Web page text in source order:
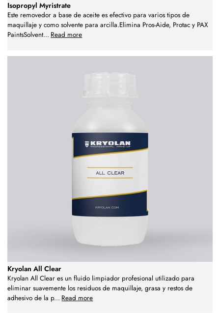
Isopropyl Myristrate
Este removedor a base de aceite es efectivo para varios tipos de
maquillaje y como solvente para arcilla.Elimina Pros-Aide, Protac y PAX
PaintsSolvent... Read more
Kryolan All Clear
Kryolan All Clear es un fluido limpiador profesional utilizado para
eliminar suavemente los residuos de maquillaje, grasa y restos de
adhesivo de la p... Read more